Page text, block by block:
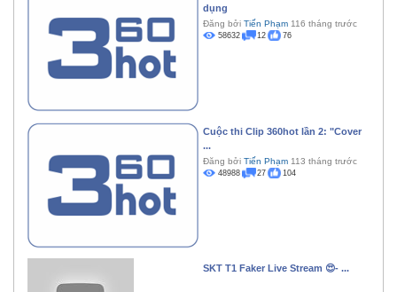
dụng
Đăng bởi Tiến Phạm 116 tháng trước
58632 12 76
Cuộc thi Clip 360hot lần 2: "Cover
...
Đăng bởi Tiến Phạm 113 tháng trước
48988 27 104
SKT T1 Faker Live Stream 😍- ...